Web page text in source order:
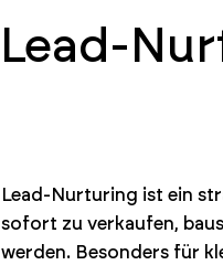
Lead-
Lead-Nurturing ist ein
sofort zu verkaufen,
werden. Besonders für